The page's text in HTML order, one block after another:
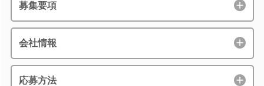
募集要項
会社情報
応募方法